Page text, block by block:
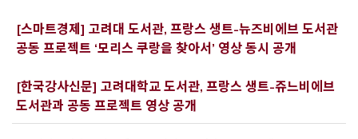
[스마트경제] 고려대 도서관, 프랑스 생트-뉴즈비에브 도서관
공동 프로젝트 ‘모리스 쿠랑을 찾아서’ 영상 동시 공개
[한국강사신문] 고려대학교 도서관, 프랑스 생트-쥬느비에브
도서관과 공동 프로젝트 영상 공개